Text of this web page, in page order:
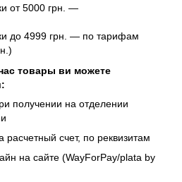
от 5000 грн. —
до 4999 грн. — по тарифам
товары ви можете
получении на отделении
расчетный счет, по реквизитам
на сайте (WayForPay/plata by